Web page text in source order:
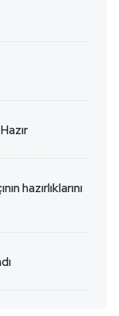
hazırlıklarını